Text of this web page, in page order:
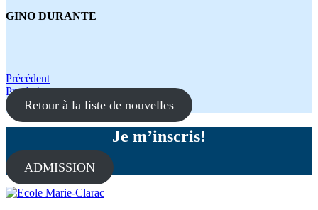
GINO DURANTE
Navigation
de
l'article
Précédent
Prochain
Retour à la liste de nouvelles
Je m’inscris!
ADMISSION